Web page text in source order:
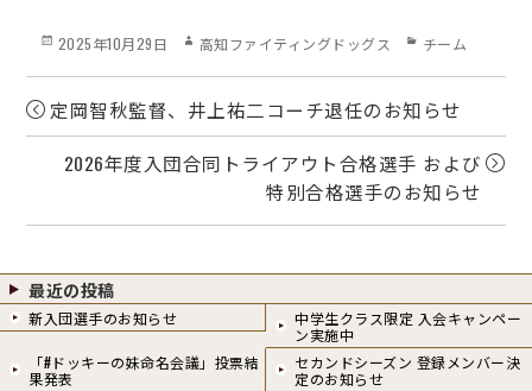
bo
ok
ail
Posted
2025年10月29日 Author
高知ファイティングドッグス Categories
チーム
定岡智秋監督、井上祐二コーチ退任のお知らせ
2026年度⼊団合同トライアウト合格選⼿ および
特別合格選手のお知らせ
最近の投稿
新入団選手のお知らせ
中学生クラス限定 入会キャンペー
ン実施中
「#ドッキーの妹命名会議」投票結
果発表
セカンドシーズン 登録メンバー決
定のお知らせ